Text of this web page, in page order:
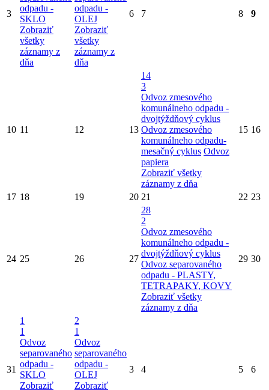
3
odpadu -
SKLO
Zobraziť
všetky
záznamy z
dňa
odpadu -
OLEJ
Zobraziť
všetky
záznamy z
dňa
6 7 8 9
10 11 12 13
14
3
Odvoz zmesového
komunálneho odpadu -
dvojtýždňový cyklus
Odvoz zmesového
komunálneho odpadu-
mesačný cyklus Odvoz
papiera
Zobraziť všetky
záznamy z dňa
15 16
17 18 19 20 21 22 23
24 25 26 27
28
2
Odvoz zmesového
komunálneho odpadu -
dvojtýždňový cyklus
Odvoz separovaného
odpadu - PLASTY,
TETRAPAKY, KOVY
Zobraziť všetky
záznamy z dňa
29 30
31
1
1
Odvoz
separovaného
odpadu -
SKLO
Zobraziť
2
1
Odvoz
separovaného
odpadu -
OLEJ
Zobraziť
3 4 5 6